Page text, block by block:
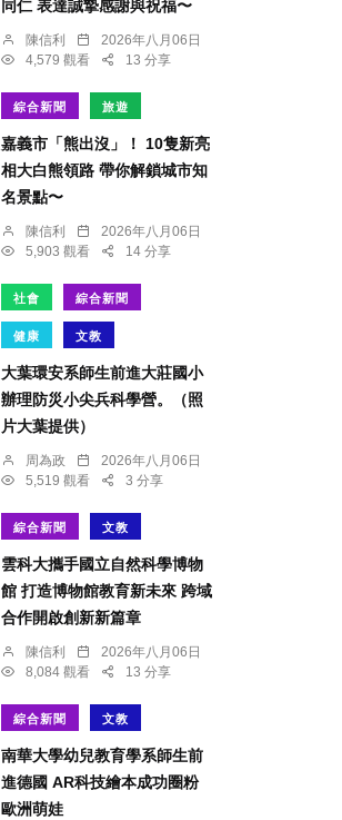
同仁 表達誠摯感謝與祝福〜
陳信利
2026年八月06日
4,579 觀看
13 分享
綜合新聞 旅遊
嘉義市「熊出沒」！ 10隻新亮
相大白熊領路 帶你解鎖城市知
名景點〜
陳信利
2026年八月06日
5,903 觀看
14 分享
社會 綜合新聞
健康 文教
大葉環安系師生前進大莊國小
辦理防災小尖兵科學營。（照
片大葉提供）
周為政
2026年八月06日
5,519 觀看
3 分享
綜合新聞 文教
雲科大攜手國立自然科學博物
館 打造博物館教育新未來 跨域
合作開啟創新新篇章
陳信利
2026年八月06日
8,084 觀看
13 分享
綜合新聞 文教
南華大學幼兒教育學系師生前
進德國 AR科技繪本成功圈粉
歐洲萌娃